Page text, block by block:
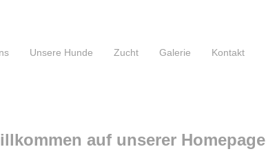
Unsere Hunde Zucht Galerie Kontakt
auf unserer Homepage